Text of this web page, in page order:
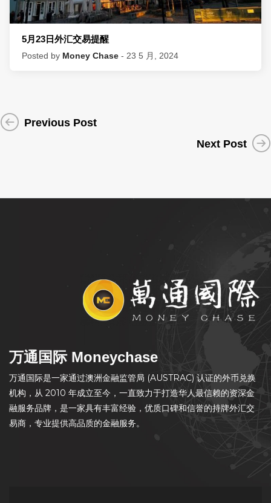
5月23日外汇交易提醒
Posted by Money Chase - 23 5 月, 2024
Previous Post
Next Post
万通国际 Moneychase
万通国际是一家通过澳洲金融监管局 (AUSTRAC) 认证的外币兑换
机构，从 2010 年成立至今，一直致力于打造华人最信赖的资深金
融服务品牌，是一家具有丰富经验，优质口碑和信誉的持牌外汇交
易商，专业提供高品质的金融服务。